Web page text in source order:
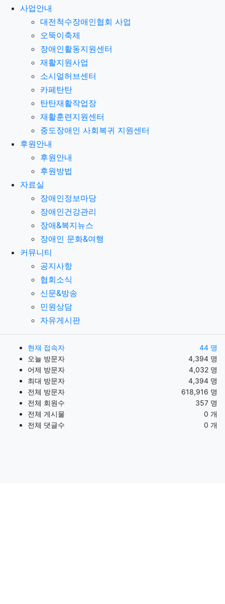
사업안내
대전척수장애인협회 사업
오뚝이축제
장애인활동지원센터
재활지원사업
소시얼허브센터
카페탄탄
탄탄재활작업장
재활훈련지원센터
중도장애인 사회복귀 지원센터
후원안내
후원안내
후원방법
자료실
장애인정보마당
장애인건강관리
장애&복지뉴스
장애인 문화&여행
커뮤니티
공지사항
협회소식
신문&방송
민원상담
자유게시판
현재 접속자
44 명
오늘 방문자
4,394 명
어제 방문자
4,032 명
최대 방문자
4,394 명
전체 방문자
618,916 명
전체 회원수
357 명
전체 게시물
0 개
전체 댓글수
0 개